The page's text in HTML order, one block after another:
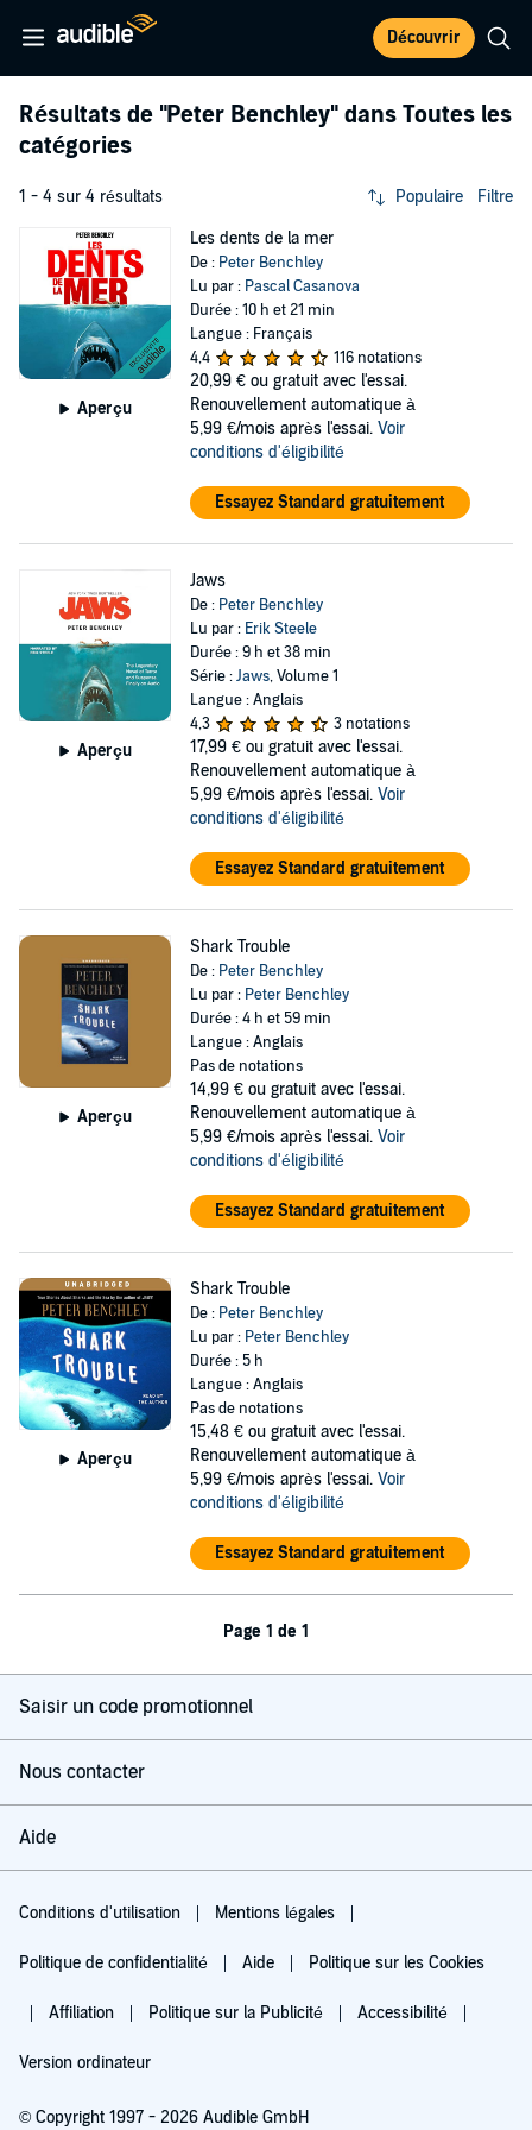
Découvrir
Résultats de "Peter Benchley" dans Toutes les
catégories
1 - 4 sur 4 résultats Populaire Filtre
Aperçu
Les dents de la mer
De : Peter Benchley
Lu par : Pascal Casanova
Durée : 10 h et 21 min
Langue : Français
4,4
116 notations
20,99 € ou gratuit avec l'essai.
Renouvellement automatique à
5,99 €/mois après l'essai. Voir
conditions d'éligibilité
Essayez Standard gratuitement
Aperçu
Jaws
De : Peter Benchley
Lu par : Erik Steele
Durée : 9 h et 38 min
Série :Jaws, Volume 1
Langue : Anglais
4,3
3 notations
17,99 € ou gratuit avec l'essai.
Renouvellement automatique à
5,99 €/mois après l'essai. Voir
conditions d'éligibilité
Essayez Standard gratuitement
Aperçu
Shark Trouble
De : Peter Benchley
Lu par : Peter Benchley
Durée : 4 h et 59 min
Langue : Anglais
Pas de notations
14,99 € ou gratuit avec l'essai.
Renouvellement automatique à
5,99 €/mois après l'essai. Voir
conditions d'éligibilité
Essayez Standard gratuitement
Aperçu
Shark Trouble
De : Peter Benchley
Lu par : Peter Benchley
Durée : 5 h
Langue : Anglais
Pas de notations
15,48 € ou gratuit avec l'essai.
Renouvellement automatique à
5,99 €/mois après l'essai. Voir
conditions d'éligibilité
Essayez Standard gratuitement
Page 1 de 1
Saisir un code promotionnel
Nous contacter
Aide
Conditions d'utilisation Mentions légales
Politique de confidentialité Aide Politique sur les Cookies
Affiliation Politique sur la Publicité Accessibilité
Version ordinateur
© Copyright 1997 - 2026 Audible GmbH